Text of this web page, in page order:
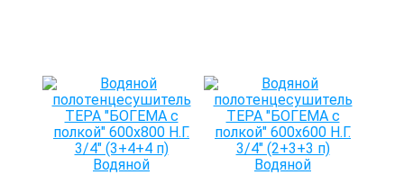
Водяной
Водяной